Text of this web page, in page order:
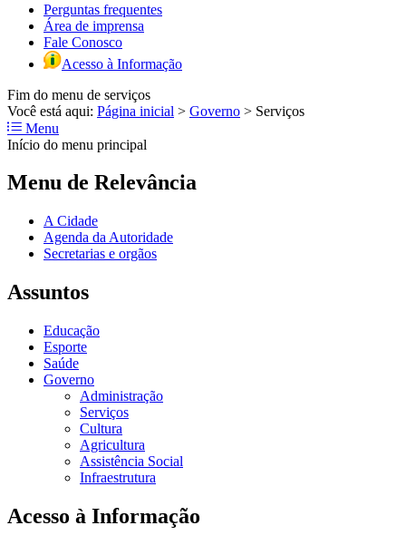
Perguntas frequentes
Área de imprensa
Fale Conosco
Acesso à Informação
Fim do menu de serviços
Você está aqui: Página inicial > Governo > Serviços
Menu
Início do menu principal
Menu de Relevância
A Cidade
Agenda da Autoridade
Secretarias e orgãos
Assuntos
Educação
Esporte
Saúde
Governo
Administração
Serviços
Cultura
Agricultura
Assistência Social
Infraestrutura
Acesso à Informação